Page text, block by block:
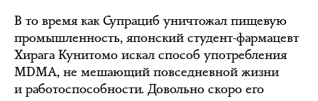
В то время как Супрациб уничтожал пищевую
промышленность, японский студент-фармацевт
Хирага Кунитомо искал способ употребления
MDMA, не мешающий повседневной жизни
и работоспособности. Довольно скоро его